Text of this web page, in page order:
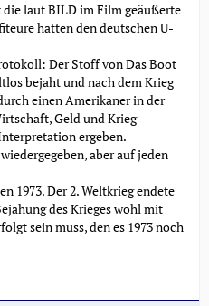
laut BILD im Film geäußerte
hätten den deutschen U-
Der Stoff von Das Boot
bejaht und nach dem Krieg
einen Amerikaner in der
Geld und Krieg
ergeben.
aber auf jeden
1973. Der 2. Weltkrieg endete
des Krieges wohl mit
sein muss, den es 1973 noch